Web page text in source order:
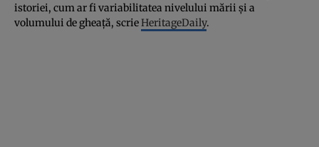
istoriei, cum ar fi variabilitatea nivelului mării și a
volumului de gheață, scrieHeritageDaily.